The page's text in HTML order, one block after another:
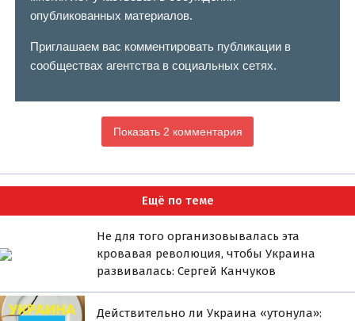
опубликованных материалов.
Приглашаем вас комментировать публикации в
сообществах агентства в социальных сетях.
Показать 2 комментария
Ещё по теме
Не для того организовывалась эта
кровавая революция, чтобы Украина
развивалась: Сергей Канчуков
Действительно ли Украина «утонула»: